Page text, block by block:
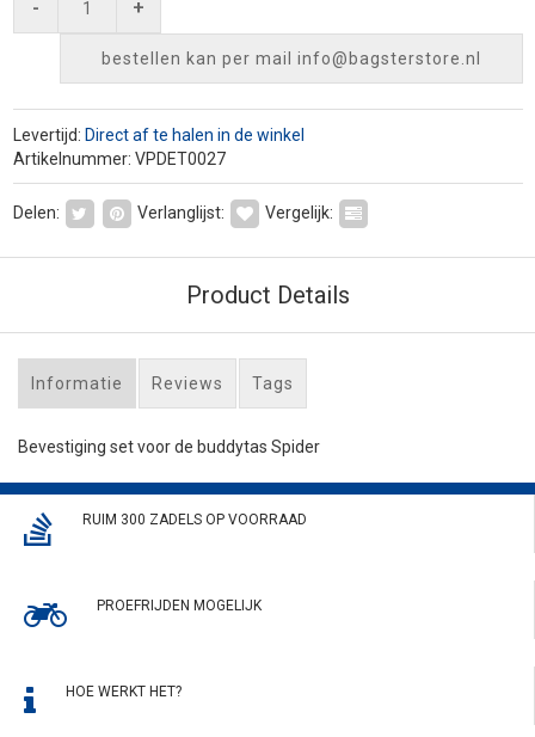
- +
bestellen kan per mail info@bagsterstore.nl
Levertijd: Direct af te halen in de winkel
Artikelnummer: VPDET0027
Delen: Verlanglijst: Vergelijk:
Product Details
Informatie Reviews Tags
Bevestiging set voor de buddytas Spider
RUIM 300 ZADELS OP VOORRAAD
PROEFRIJDEN MOGELIJK
HOE WERKT HET?